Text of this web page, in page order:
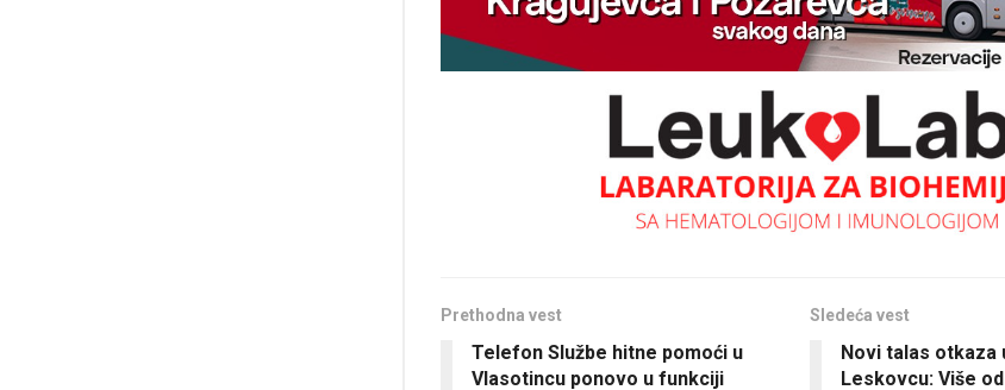
Prethodna vest
Telefon Službe hitne pomoći u
Vlasotincu ponovo u funkciji
Sledeća vest
Novi talas otkaza
Leskovcu: Više